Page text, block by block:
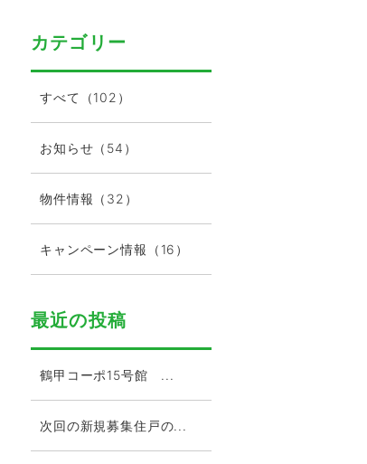
カテゴリー
すべて（102）
お知らせ（54）
物件情報（32）
キャンペーン情報（16）
最近の投稿
鶴甲コーポ15号館 ...
次回の新規募集住戸の...